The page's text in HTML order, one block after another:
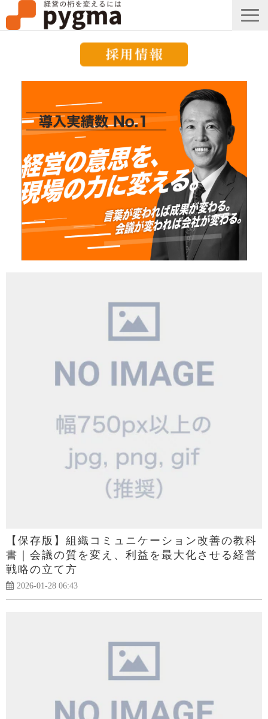
メッセージ
組織改革コラム
ピグマのブログ
セミナー
お知らせ
【保存版】組織コミュニケーション改善の教科
書｜会議の質を変え、利益を最大化させる経営
戦略の立て方
2026-01-28 06:43